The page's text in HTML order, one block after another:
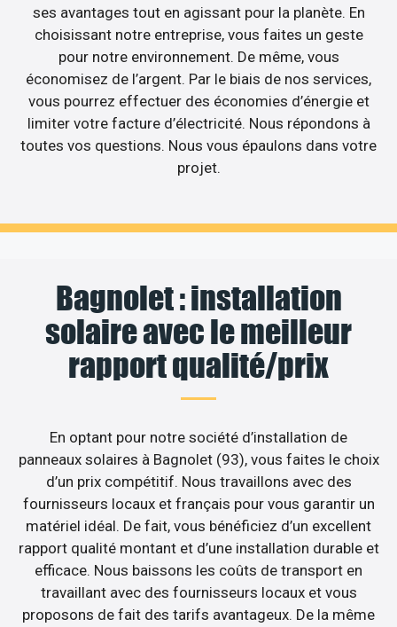
ses avantages tout en agissant pour la planète. En
choisissant notre entreprise, vous faites un geste
pour notre environnement. De même, vous
économisez de l’argent. Par le biais de nos services,
vous pourrez effectuer des économies d’énergie et
limiter votre facture d’électricité. Nous répondons à
toutes vos questions. Nous vous épaulons dans votre
projet.
Bagnolet : installation
solaire avec le meilleur
rapport qualité/prix
En optant pour notre société d’installation de
panneaux solaires à Bagnolet (93), vous faites le choix
d’un prix compétitif. Nous travaillons avec des
fournisseurs locaux et français pour vous garantir un
matériel idéal. De fait, vous bénéficiez d’un excellent
rapport qualité montant et d’une installation durable et
efficace. Nous baissons les coûts de transport en
travaillant avec des fournisseurs locaux et vous
proposons de fait des tarifs avantageux. De la même